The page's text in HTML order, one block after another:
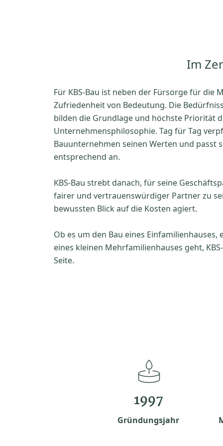
Im
Für KBS-Bau ist neben der Fürsorge für die
Zufriedenheit von Bedeutung. Die
bilden die Grundlage und höchste Priorität
Unternehmensphilosophie. Tag für Tag
Bauunternehmen seinen Werten und passt
entsprechend an.
KBS-Bau strebt danach, für seine
fairer und vertrauenswürdiger Partner zu
bewussten Blick auf die Kosten agiert.
Ob es um den Bau eines Einfamilienhauses,
eines kleinen Mehrfamilienhauses geht,
Seite.
1997
Gründungsjahr